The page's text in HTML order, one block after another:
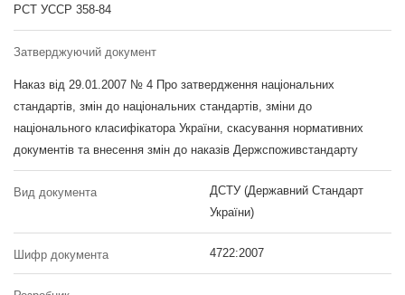
РСТ УССР 358-84
Затверджуючий документ
Наказ від 29.01.2007 № 4 Про затвердження національних
стандартів, змін до національних стандартів, зміни до
національного класифікатора України, скасування нормативних
документів та внесення змін до наказів Держспоживстандарту
Вид документа
ДСТУ (Державний Стандарт
України)
Шифр документа 4722:2007